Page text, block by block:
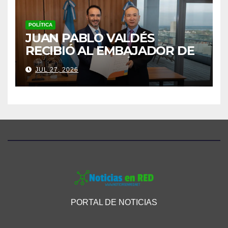
POLÍTICA
JUAN PABLO VALDÉS
RECIBIÓ AL EMBAJADOR DE
CHINA Y AFIANZÓ UNA
AGENDA DE COOPERACIÓN
PARA CORRIENTES
JUL 27, 2026
PORTAL DE NOTICIAS